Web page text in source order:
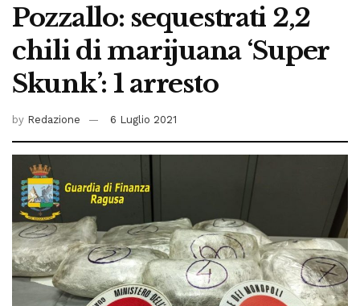
Pozzallo: sequestrati 2,2
chili di marijuana ‘Super
Skunk’: 1 arresto
by Redazione 6 Luglio 2021